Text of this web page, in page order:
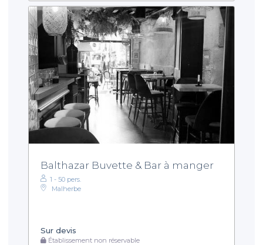
Balthazar Buvette & Bar à manger
1 - 50 pers.
Malherbe
Sur devis
Établissement non réservable